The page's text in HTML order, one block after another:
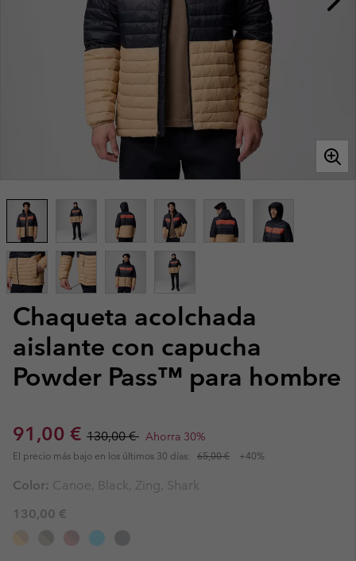
Chaqueta acolchada
aislante con capucha
Powder Pass™ para hombre
Sale price:
91,00 € Regular price:
130,00 € Ahorra 30%
El precio más bajo en los últimos 30 días: 65,00 € +40%
Color: Canoe, Black, Zing, Shark
130,00 €